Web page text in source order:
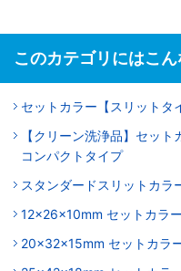
このカテゴリにはこ
セットカラー【スリットタ
【クリーン洗浄品】セッ
コンパクトタイプ
スタンダードスリットカラ
12x26x10mm セットカラ
20x32x15mm セットカラ